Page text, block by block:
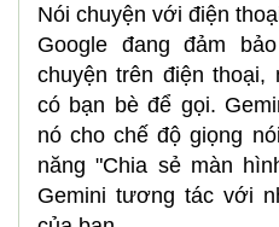
Nói chuyện với điện
Google đang đảm
chuyện trên điện thoại,
có bạn bè để gọi.
nó cho chế độ giọng
năng "Chia sẻ màn
Gemini tương tác với